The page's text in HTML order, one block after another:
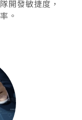
開發敏捷度，
。